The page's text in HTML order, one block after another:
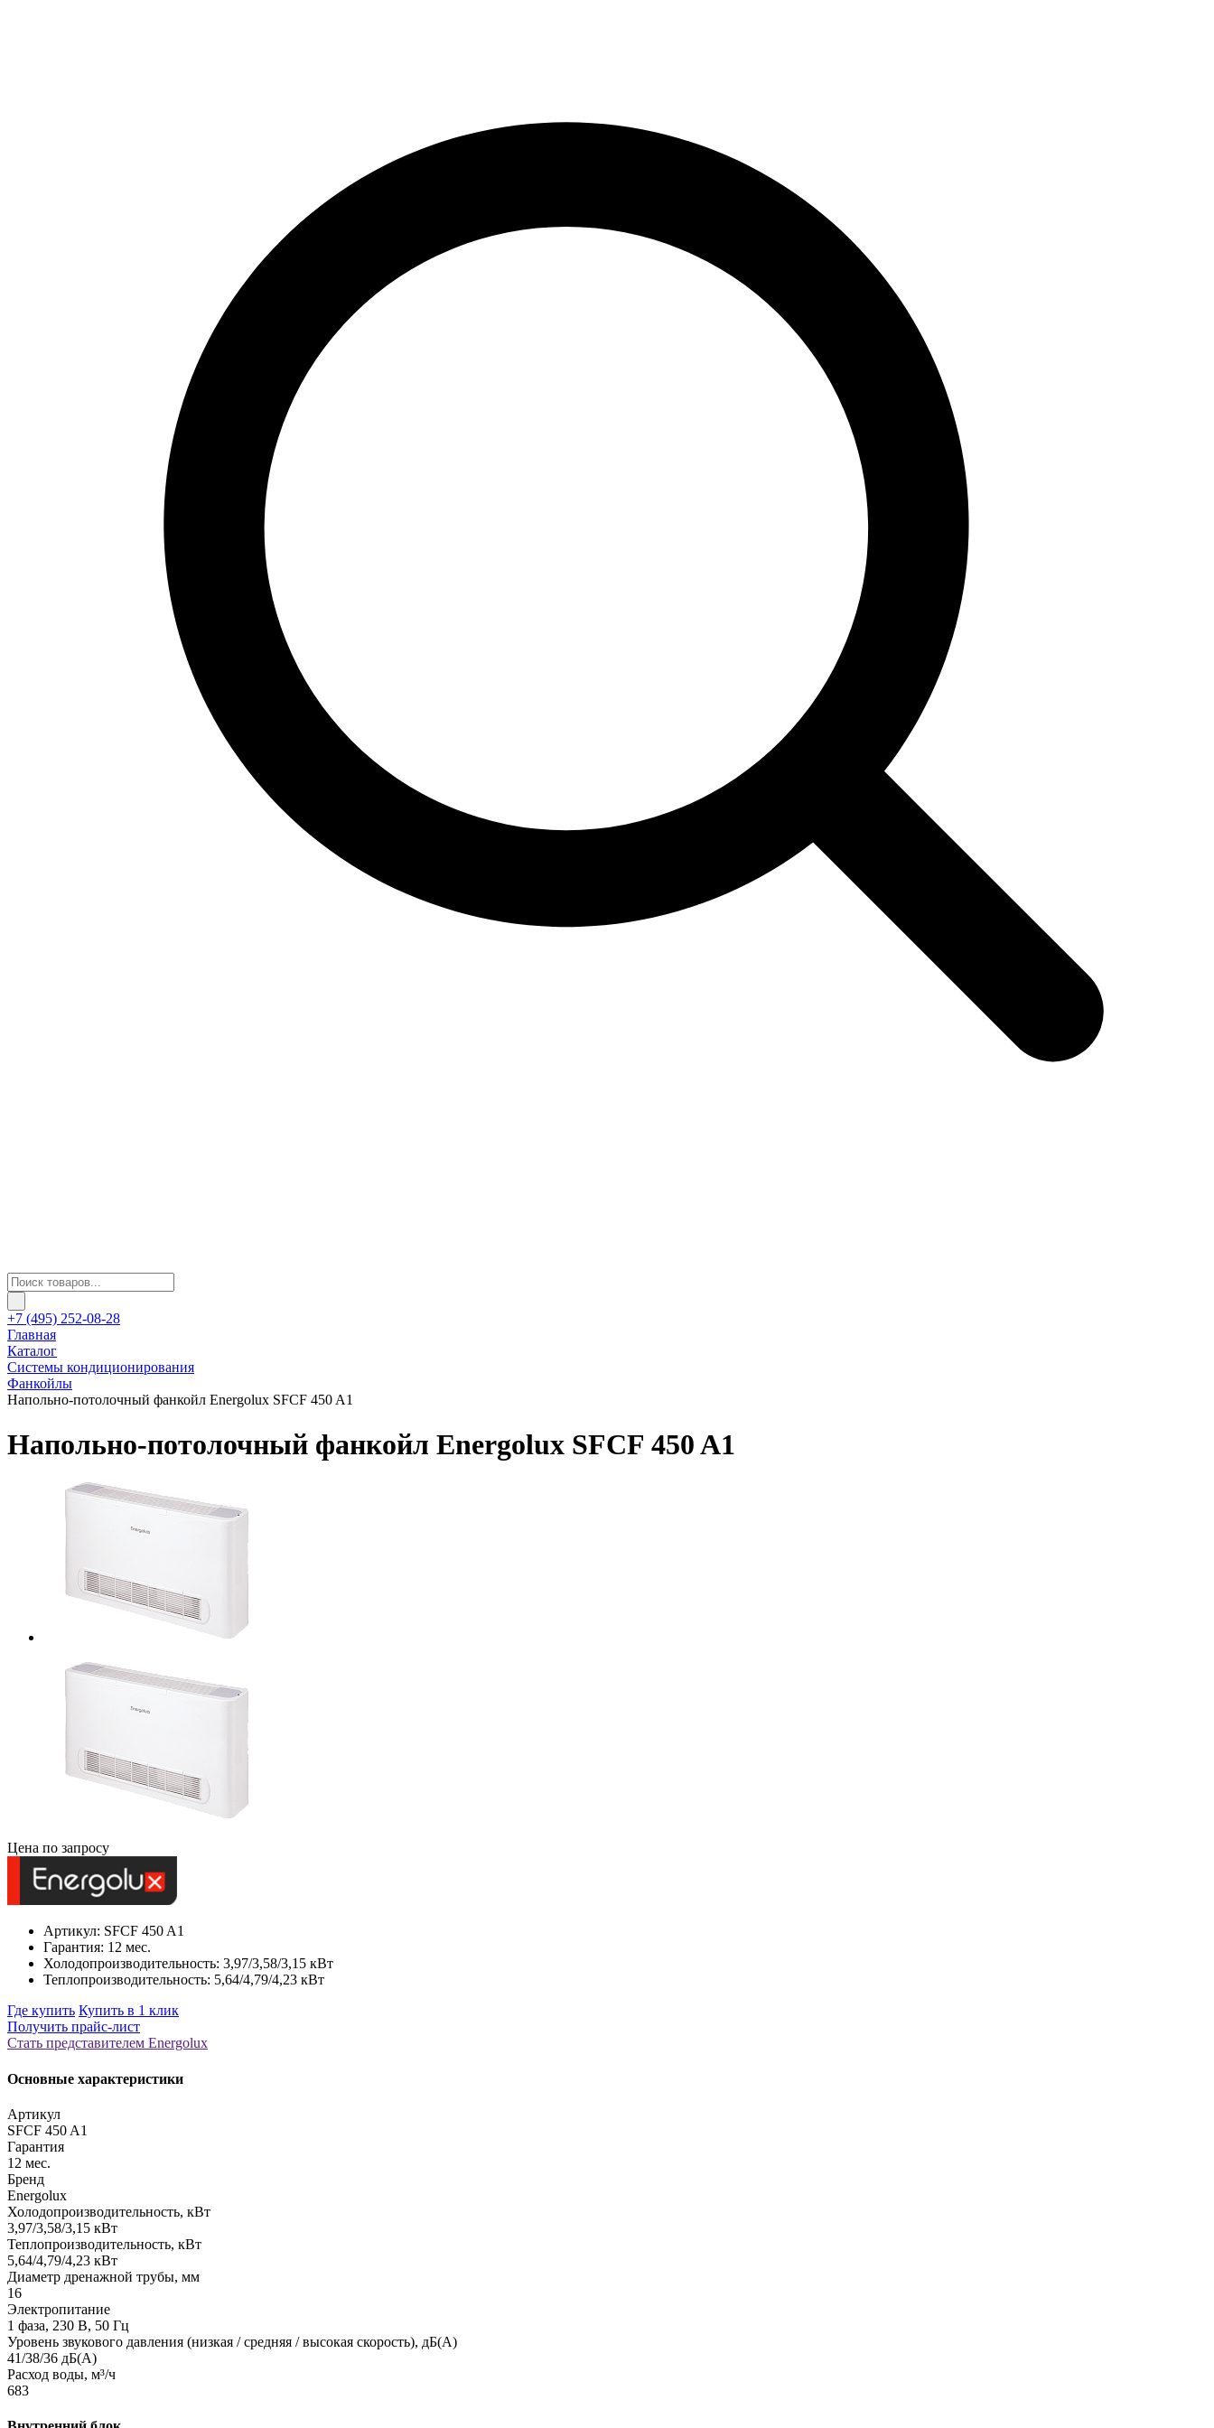
+7 (495) 252-08-28
Главная
Каталог
Системы кондиционирования
Фанкойлы
Напольно-потолочный фанкойл Energolux SFCF 450 A1
Напольно-потолочный фанкойл Energolux SFCF 450 A1
Цена по запросу
Артикул: SFCF 450 A1
Гарантия: 12 мес.
Холодопроизводительность: 3,97/3,58/3,15 кВт
Теплопроизводительность: 5,64/4,79/4,23 кВт
Где купить Купить в 1 клик
Получить прайс-лист
Стать представителем Еnergolux
Основные характеристики
Артикул
SFCF 450 A1
Гарантия
12 мес.
Бренд
Energolux
Холодопроизводительность, кВт
3,97/3,58/3,15 кВт
Теплопроизводительность, кВт
5,64/4,79/4,23 кВт
Диаметр дренажной трубы, мм
16
Электропитание
1 фаза, 230 В, 50 Гц
Уровень звукового давления (низкая / средняя / высокая скорость), дБ(А)
41/38/36 дБ(А)
Расход воды, м³/ч
683